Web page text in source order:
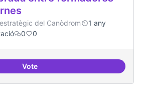
del Canòdrom
1 any
0 0
VoteRelació equilibrada entre